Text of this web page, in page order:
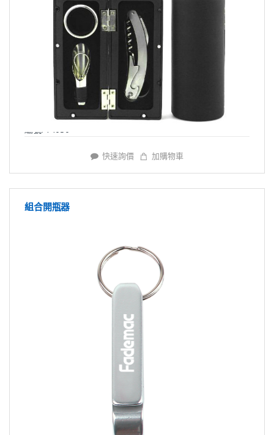
編號: Y4030
快速詢價 加購物車
組合開瓶器